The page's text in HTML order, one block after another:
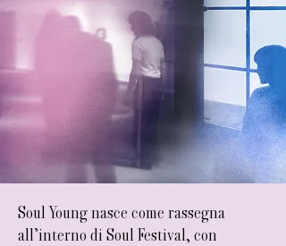
Soul Young nasce come rassegna
all’interno di Soul Festival, con